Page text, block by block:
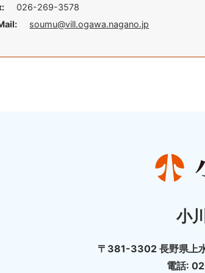
026-269-3578
soumu@vill.ogawa.nagano.jp
小
〒381-3302 長野県上
電話: